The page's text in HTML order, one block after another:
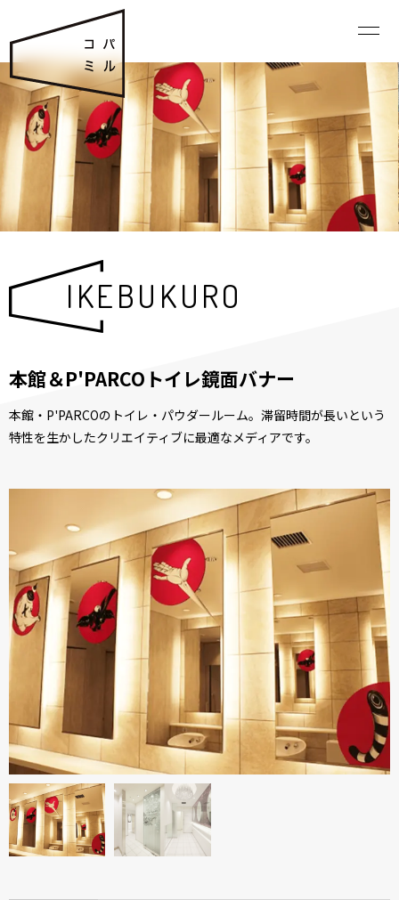
IKEBUKURO
本館＆P'PARCOトイレ鏡面バナー
本館・P'PARCOのトイレ・パウダールーム。滞留時間が長いという
特性を生かしたクリエイティブに最適なメディアです。